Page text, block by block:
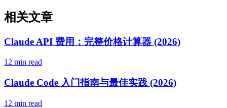
相关文章
Claude API 费用：完整价格计算器 (2026)
12 min read
Claude Code 入门指南与最佳实践 (2026)
12 min read